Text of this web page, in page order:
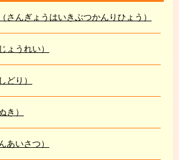
さんぎょうはいきぶつかんりひょう）
ょうれい）
どり）
き）
あいさつ）